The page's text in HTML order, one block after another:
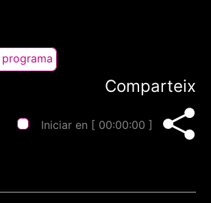
Comparteix
Iniciar en [ 00:00:00 ]